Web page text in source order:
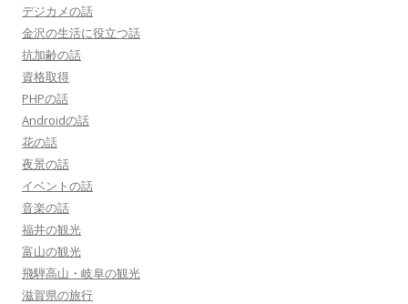
デジカメの話
金沢の生活に役立つ話
抗加齢の話
資格取得
PHPの話
Androidの話
花の話
夜景の話
イベントの話
音楽の話
福井の観光
富山の観光
飛騨高山・岐阜の観光
滋賀県の旅行